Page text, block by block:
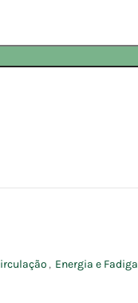
, Energia e Fadiga